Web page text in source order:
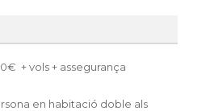
+ vols + assegurança
en habitació doble als